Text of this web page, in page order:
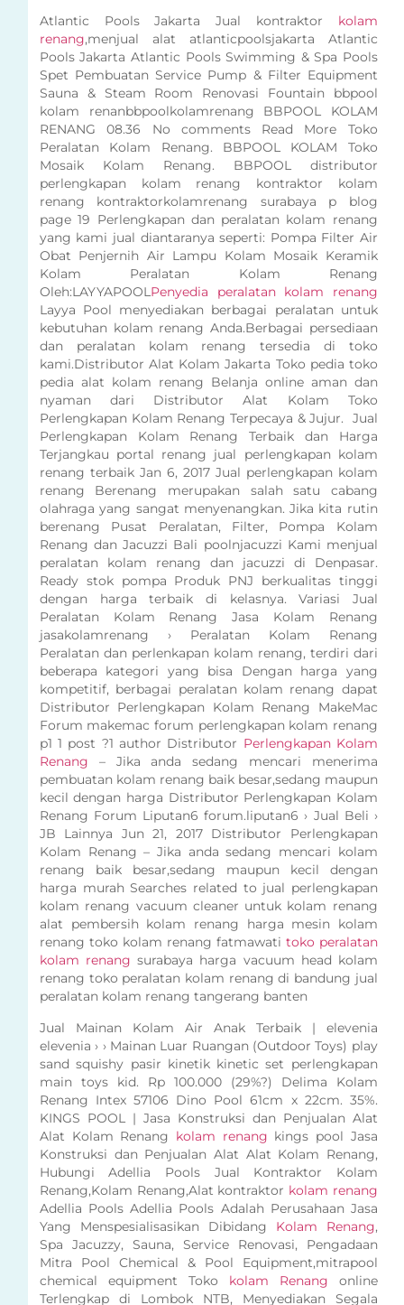
Atlantic Pools Jakarta Jual kontraktor kolam
renang,menjual alat atlanticpoolsjakarta Atlantic
Pools Jakarta Atlantic Pools Swimming & Spa Pools
Spet Pembuatan Service Pump & Filter Equipment
Sauna & Steam Room Renovasi Fountain bbpool
kolam renanbbpoolkolamrenang BBPOOL KOLAM
RENANG 08.36 No comments Read More Toko
Peralatan Kolam Renang. BBPOOL KOLAM Toko
Mosaik Kolam Renang. BBPOOL distributor
perlengkapan kolam renang kontraktor kolam
renang kontraktorkolamrenang surabaya p blog
page 19 Perlengkapan dan peralatan kolam renang
yang kami jual diantaranya seperti: Pompa Filter Air
Obat Penjernih Air Lampu Kolam Mosaik Keramik
Kolam Peralatan Kolam Renang
Oleh:LAYYAPOOLPenyedia peralatan kolam renang
Layya Pool menyediakan berbagai peralatan untuk
kebutuhan kolam renang Anda.Berbagai persediaan
dan peralatan kolam renang tersedia di toko
kami.Distributor Alat Kolam Jakarta Toko pedia toko
pedia alat kolam renang Belanja online aman dan
nyaman dari Distributor Alat Kolam Toko
Perlengkapan Kolam Renang Terpecaya & Jujur. Jual
Perlengkapan Kolam Renang Terbaik dan Harga
Terjangkau portal renang jual perlengkapan kolam
renang terbaik Jan 6, 2017 Jual perlengkapan kolam
renang Berenang merupakan salah satu cabang
olahraga yang sangat menyenangkan. Jika kita rutin
berenang Pusat Peralatan, Filter, Pompa Kolam
Renang dan Jacuzzi Bali poolnjacuzzi Kami menjual
peralatan kolam renang dan jacuzzi di Denpasar.
Ready stok pompa Produk PNJ berkualitas tinggi
dengan harga terbaik di kelasnya. Variasi Jual
Peralatan Kolam Renang Jasa Kolam Renang
jasakolamrenang › Peralatan Kolam Renang
Peralatan dan perlenkapan kolam renang, terdiri dari
beberapa kategori yang bisa Dengan harga yang
kompetitif, berbagai peralatan kolam renang dapat
Distributor Perlengkapan Kolam Renang MakeMac
Forum makemac forum perlengkapan kolam renang
p1 1 post ?1 author Distributor Perlengkapan Kolam
Renang – Jika anda sedang mencari menerima
pembuatan kolam renang baik besar,sedang maupun
kecil dengan harga Distributor Perlengkapan Kolam
Renang Forum Liputan6 forum.liputan6 › Jual Beli ›
JB Lainnya Jun 21, 2017 Distributor Perlengkapan
Kolam Renang – Jika anda sedang mencari kolam
renang baik besar,sedang maupun kecil dengan
harga murah Searches related to jual perlengkapan
kolam renang vacuum cleaner untuk kolam renang
alat pembersih kolam renang harga mesin kolam
renang toko kolam renang fatmawati toko peralatan
kolam renang surabaya harga vacuum head kolam
renang toko peralatan kolam renang di bandung jual
peralatan kolam renang tangerang banten
Jual Mainan Kolam Air Anak Terbaik | elevenia
elevenia › › Mainan Luar Ruangan (Outdoor Toys) play
sand squishy pasir kinetik kinetic set perlengkapan
main toys kid. Rp 100.000 (29%?) Delima Kolam
Renang Intex 57106 Dino Pool 61cm x 22cm. 35%.
KINGS POOL | Jasa Konstruksi dan Penjualan Alat
Alat Kolam Renang kolam renang kings pool Jasa
Konstruksi dan Penjualan Alat Alat Kolam Renang,
Hubungi Adellia Pools Jual Kontraktor Kolam
Renang,Kolam Renang,Alat kontraktor kolam renang
Adellia Pools Adellia Pools Adalah Perusahaan Jasa
Yang Menspesialisasikan Dibidang Kolam Renang,
Spa Jacuzzy, Sauna, Service Renovasi, Pengadaan
Mitra Pool Chemical & Pool Equipment,mitrapool
chemical equipment Toko kolam Renang online
Terlengkap di Lombok NTB, Menyediakan Segala